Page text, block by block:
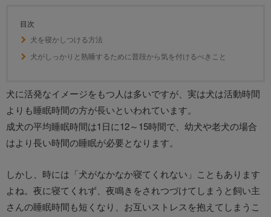
目次
犬を寝かしつける方法
犬がしっかりと熟睡するために普段から気を付けるべきこと
犬に活発なイメージをもつ人は多いですが、実は犬は活動時間
よりも睡眠時間の方が長いといわれています。
成犬の平均睡眠時間は1日に12～15時間で、幼犬や老犬の場合
はより長い時間の睡眠が必要となります。
しかし、時には「犬がなかなか寝てくれない」こともあります
よね。夜に寝てくれず、夜鳴きをされつづけてしまうと飼い主
さんの睡眠時間も短くなり、お互いストレスを抱えてしまうこ